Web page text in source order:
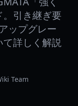
引き継ぎ要
ップグレー
て詳しく解説
Team